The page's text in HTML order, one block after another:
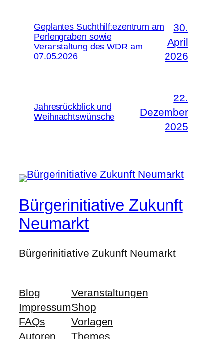
Geplantes Suchthilftezentrum am
Perlengraben sowie
Veranstaltung des WDR am
07.05.2026
30.
April
2026
Jahresrückblick und
Weihnachtswünsche
22.
Dezember
2025
Bürgerinitiative Zukunft
Neumarkt
Bürgerinitiative Zukunft Neumarkt
Blog
Impressum
FAQs
Autoren
Veranstaltungen
Shop
Vorlagen
Themes